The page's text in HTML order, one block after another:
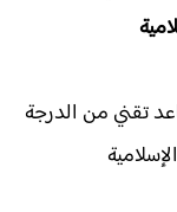
تقني من الدرجة